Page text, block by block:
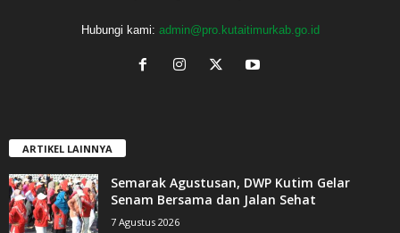
Hubungi kami: admin@pro.kutaitimurkab.go.id
ARTIKEL LAINNYA
Semarak Agustusan, DWP Kutim Gelar
Senam Bersama dan Jalan Sehat
7 Agustus 2026